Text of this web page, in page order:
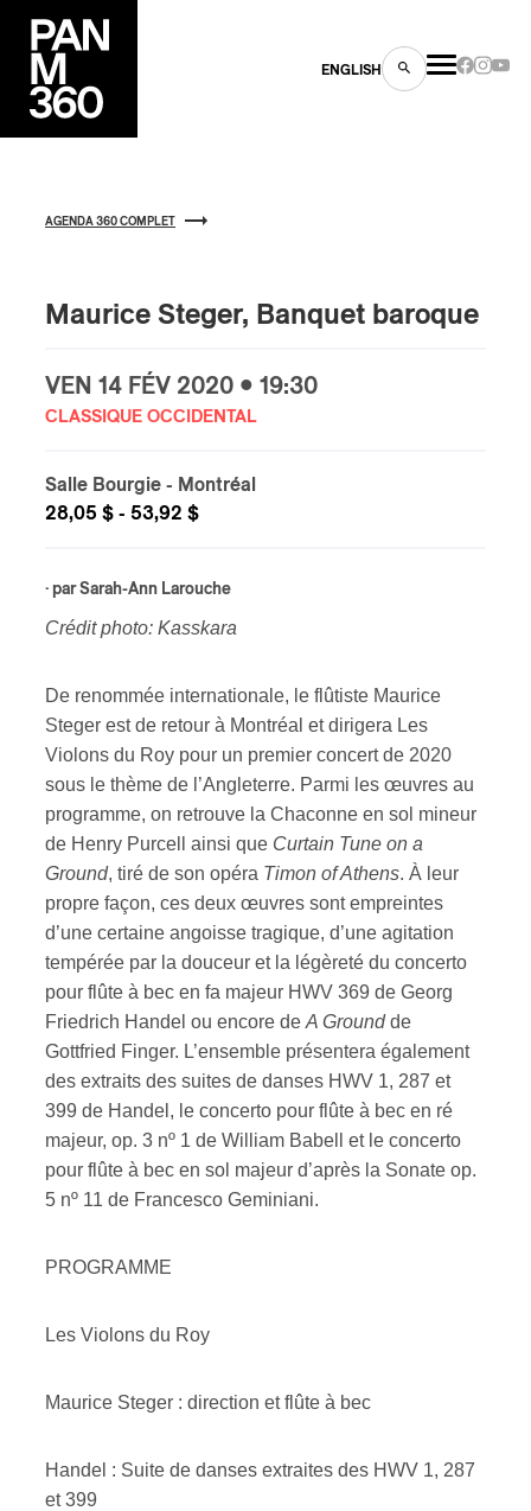
ENGLISH
AGENDA 360 COMPLET
Maurice Steger, Banquet baroque
VEN 14 FÉV 2020 • 19:30
CLASSIQUE OCCIDENTAL
Salle Bourgie - Montréal
28,05 $ - 53,92 $
· parSarah-Ann Larouche
Crédit photo: Kasskara
De renommée internationale, le flûtiste Maurice
Steger est de retour à Montréal et dirigera Les
Violons du Roy pour un premier concert de 2020
sous le thème de l’Angleterre. Parmi les œuvres au
programme, on retrouve la Chaconne en sol mineur
de Henry Purcell ainsi que Curtain Tune on a
Ground, tiré de son opéra Timon of Athens. À leur
propre façon, ces deux œuvres sont empreintes
d’une certaine angoisse tragique, d’une agitation
tempérée par la douceur et la légèreté du concerto
pour flûte à bec en fa majeur HWV 369 de Georg
Friedrich Handel ou encore de A Groundde
Gottfried Finger. L’ensemble présentera également
des extraits des suites de danses HWV 1, 287 et
399 de Handel, le concerto pour flûte à bec en ré
majeur, op. 3 nº 1 de William Babell et le concerto
pour flûte à bec en sol majeur d’après la Sonate op.
5 nº 11 de Francesco Geminiani.
PROGRAMME
Les Violons du Roy
Maurice Steger : direction et flûte à bec
Handel : Suite de danses extraites des HWV 1, 287
et 399